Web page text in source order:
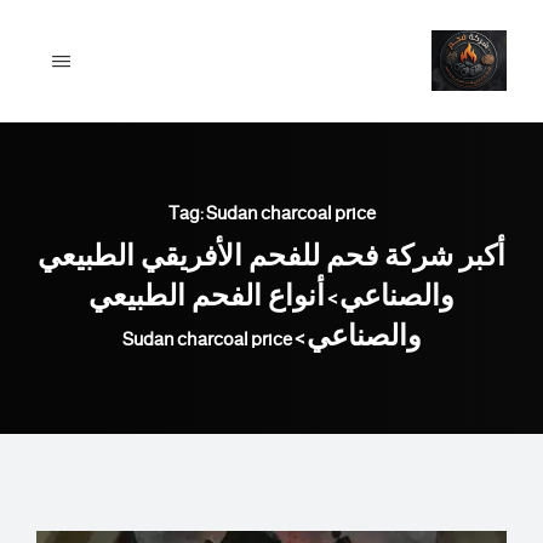
content
Tag: Sudan charcoal price
أكبر شركة فحم للفحم الأفريقي الطبيعي
والصناعي>أنواع الفحم الطبيعي
والصناعي>
Sudan charcoal price